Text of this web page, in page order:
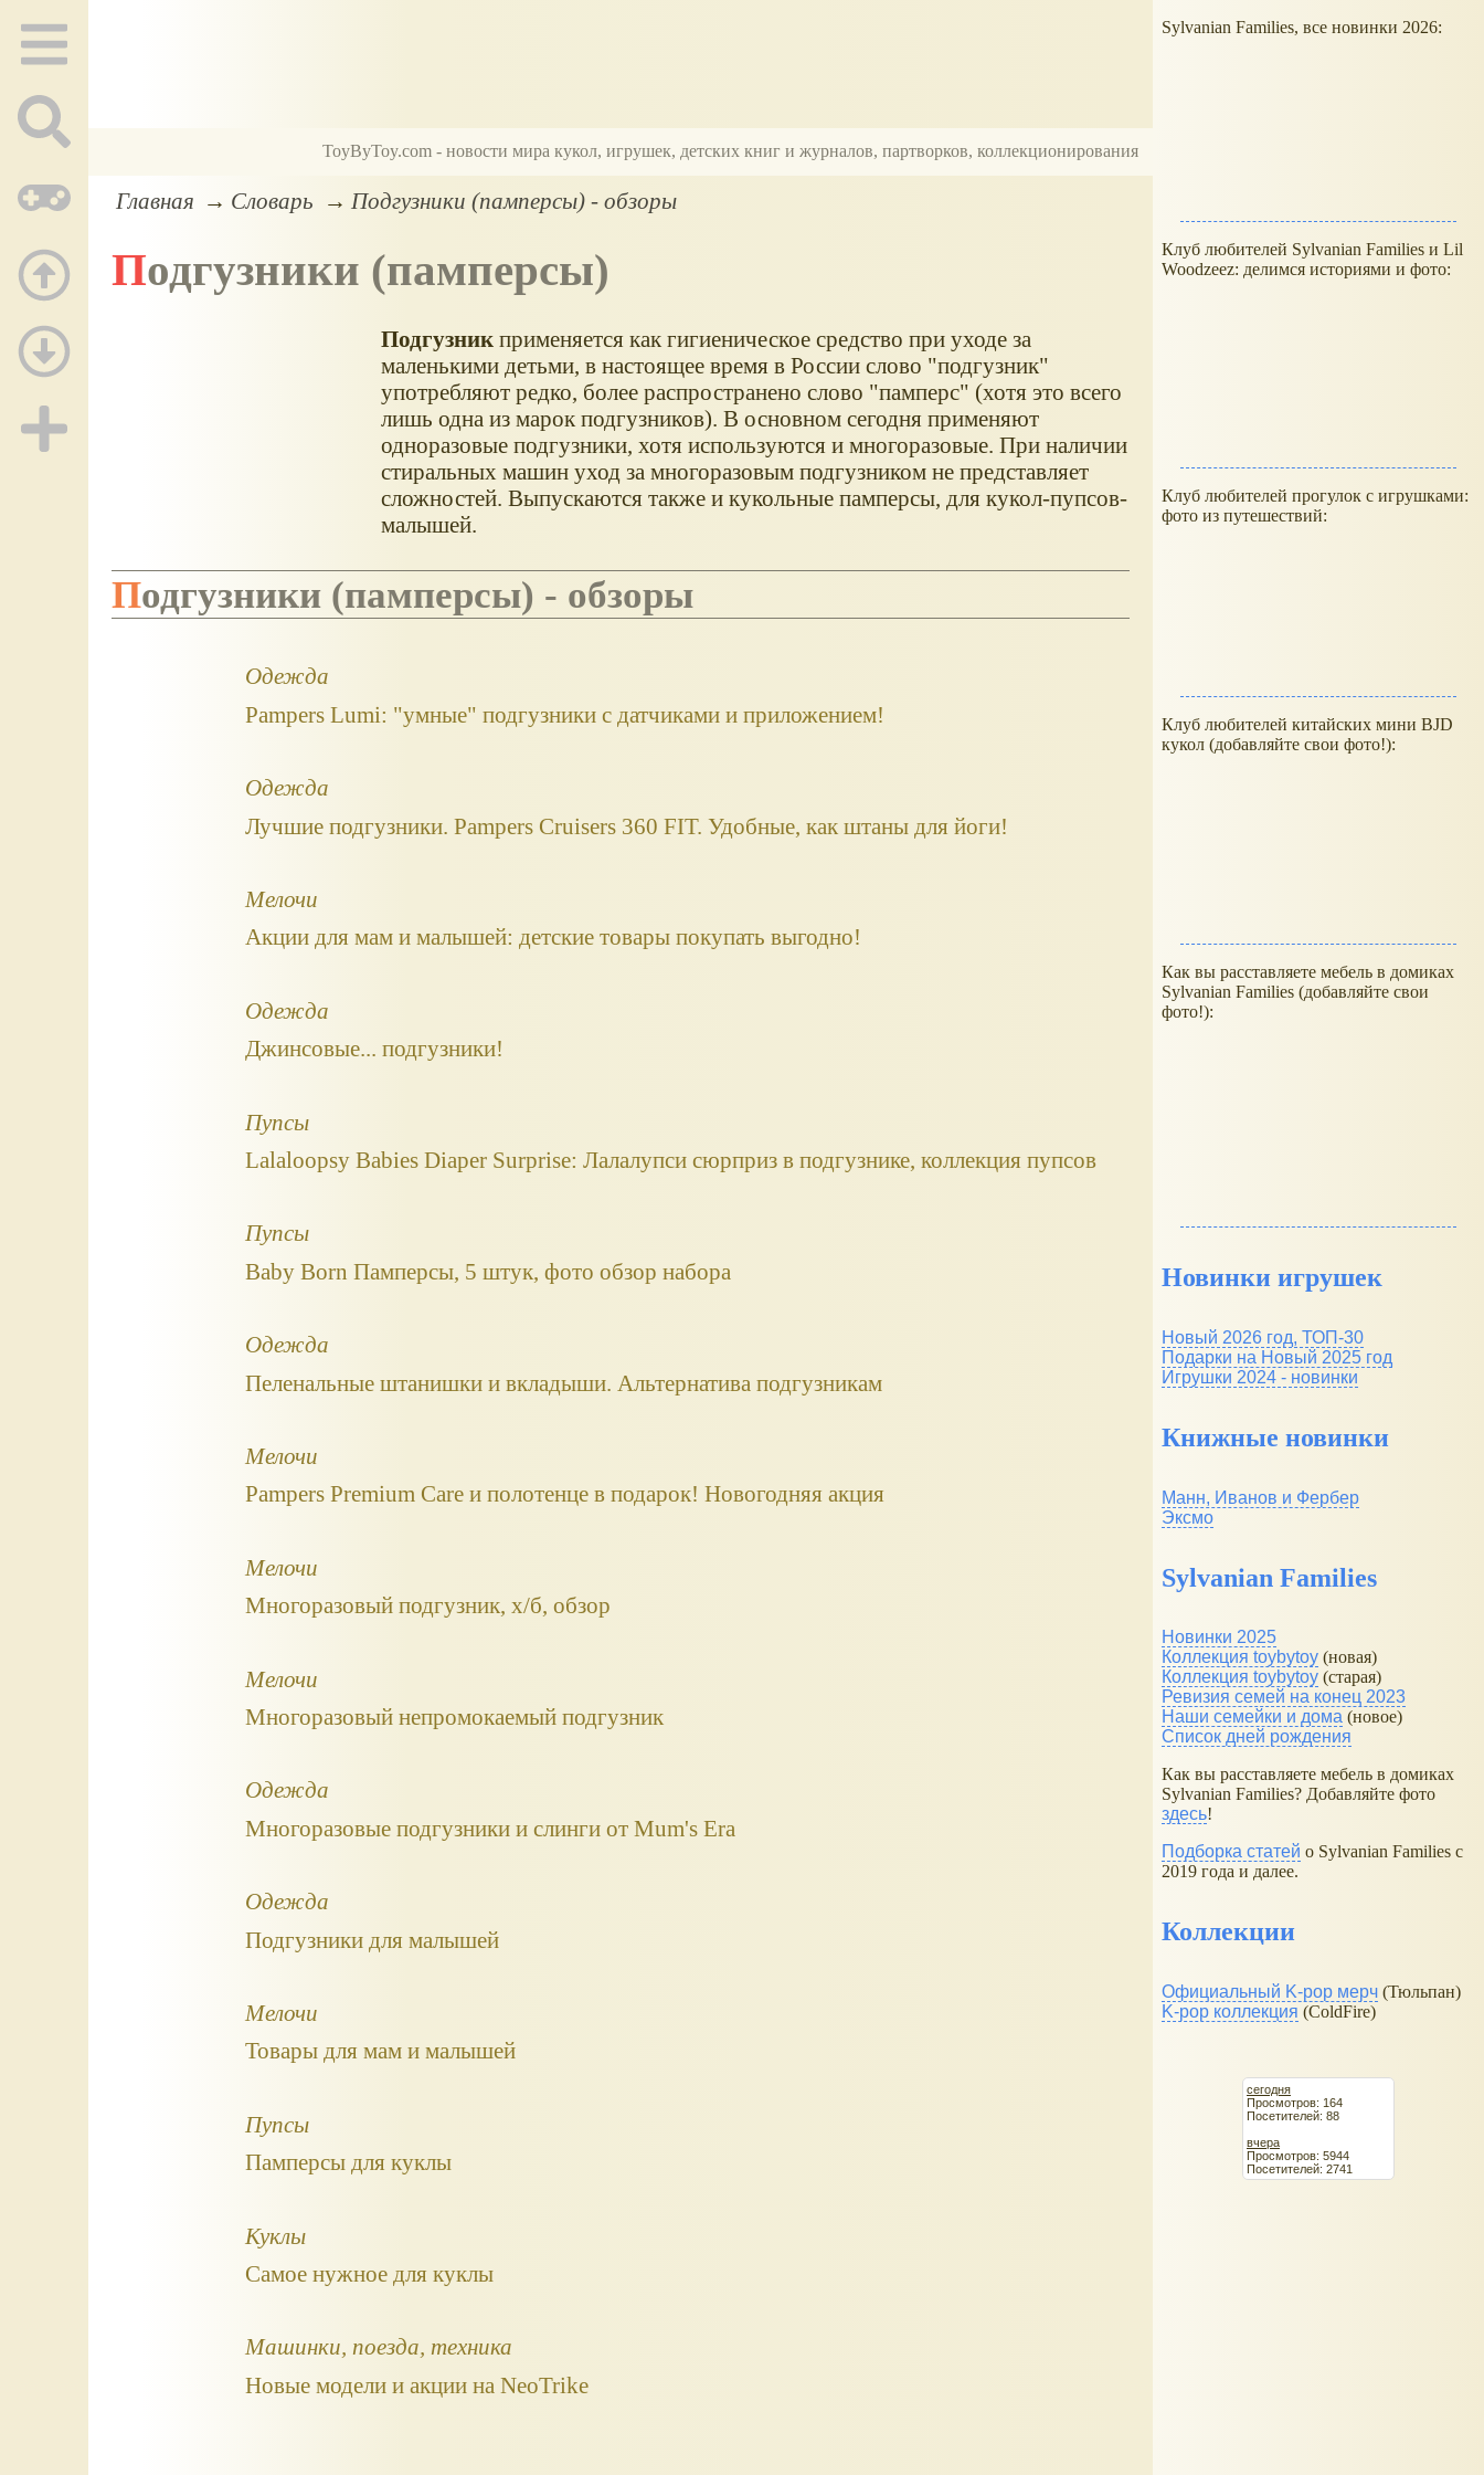
ToyByToy.com - новости мира кукол, игрушек, детских книг и журналов, партворков, коллекционирования
Главная Словарь Подгузники (памперсы) - обзоры
Подгузники (памперсы)
Подгузникприменяется как гигиеническое средство при уходе за
маленькими детьми, в настоящее время в России слово "подгузник"
употребляют редко, более распространено слово "памперс" (хотя это всего
лишь одна из марок подгузников). В основном сегодня применяют
одноразовые подгузники, хотя используются и многоразовые. При наличии
стиральных машин уход за многоразовым подгузником не представляет
сложностей. Выпускаются также и кукольные памперсы, для кукол-пупсов-
малышей.
Подгузники (памперсы) - обзоры
Одежда
Pampers Lumi: "умные" подгузники с датчиками и приложением!
Одежда
Лучшие подгузники. Pampers Cruisers 360 FIT. Удобные, как штаны для йоги!
Мелочи
Акции для мам и малышей: детские товары покупать выгодно!
Одежда
Джинсовые... подгузники!
Пупсы
Lalaloopsy Babies Diaper Surprise: Лалалупси сюрприз в подгузнике, коллекция пупсов
Пупсы
Baby Born Памперсы, 5 штук, фото обзор набора
Одежда
Пеленальные штанишки и вкладыши. Альтернатива подгузникам
Мелочи
Pampers Premium Care и полотенце в подарок! Новогодняя акция
Мелочи
Многоразовый подгузник, х/б, обзор
Мелочи
Многоразовый непромокаемый подгузник
Одежда
Многоразовые подгузники и слинги от Mum's Era
Одежда
Подгузники для малышей
Мелочи
Товары для мам и малышей
Пупсы
Памперсы для куклы
Куклы
Самое нужное для куклы
Машинки, поезда, техника
Новые модели и акции на NeoTrike
Sylvanian Families, все новинки 2026:
Клуб любителей Sylvanian Families и Lil
Woodzeez: делимся историями и фото:
Клуб любителей прогулок с игрушками:
фото из путешествий:
Клуб любителей китайских мини BJD
кукол (добавляйте свои фото!):
Как вы расставляете мебель в домиках
Sylvanian Families (добавляйте свои
фото!):
Новинки игрушек
Новый 2026 год, ТОП-30
Подарки на Новый 2025 год
Игрушки 2024 - новинки
Книжные новинки
Манн, Иванов и Фербер
Эксмо
Sylvanian Families
Новинки 2025
Коллекция toybytoy (новая)
Коллекция toybytoy (старая)
Ревизия семей на конец 2023
Наши семейки и дома (новое)
Список дней рождения
Как вы расставляете мебель в домиках
Sylvanian Families? Добавляйте фото
здесь!
Подборка статей о Sylvanian Families с
2019 года и далее.
Коллекции
Официальный K-pop мерч (Тюльпан)
K-pop коллекция (ColdFire)
сегодня
Просмотров: 164
Посетителей: 88
вчера
Просмотров: 5944
Посетителей: 2741